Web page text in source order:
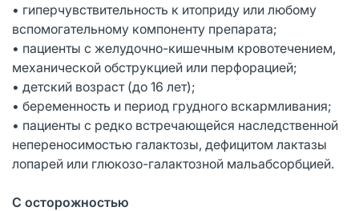
• гиперчувствительность к итоприду или любому
вспомогательному компоненту препарата;
• пациенты с желудочно-кишечным кровотечением,
механической обструкцией или перфорацией;
• детский возраст (до 16 лет);
• беременность и период грудного вскармливания;
• пациенты с редко встречающейся наследственной
непереносимостью галактозы, дефицитом лактазы
лопарей или глюкозо-галактозной мальабсорбцией.
С осторожностью